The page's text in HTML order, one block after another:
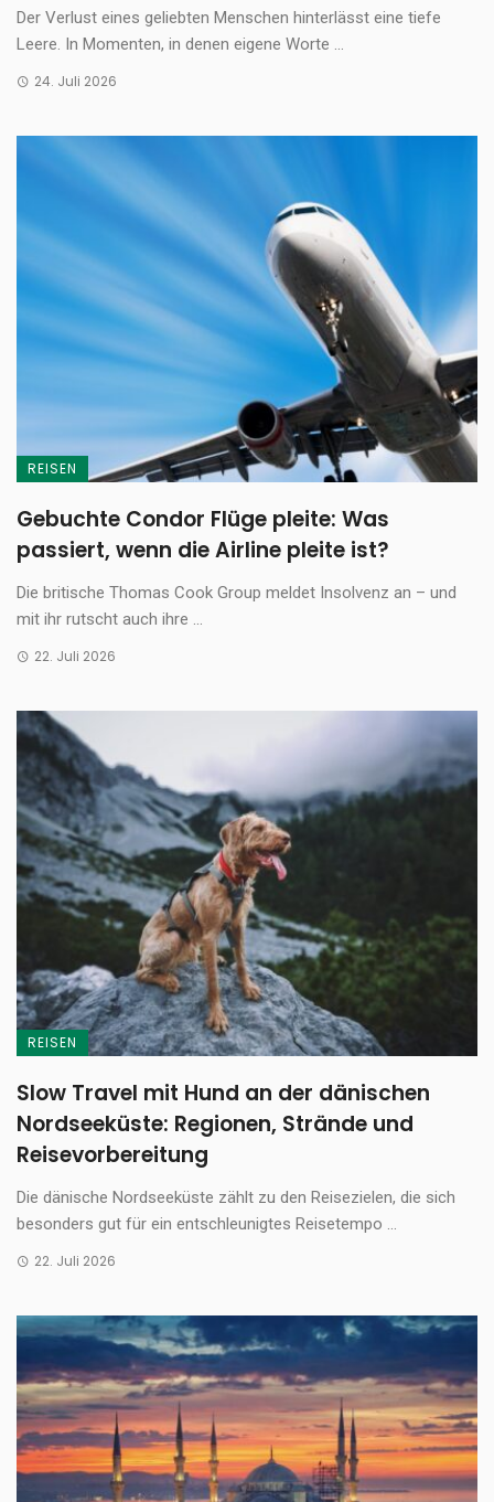
Der Verlust eines geliebten Menschen hinterlässt eine tiefe
Leere. In Momenten, in denen eigene Worte ...
24. Juli 2026
REISEN
Gebuchte Condor Flüge pleite: Was
passiert, wenn die Airline pleite ist?
Die britische Thomas Cook Group meldet Insolvenz an – und
mit ihr rutscht auch ihre ...
22. Juli 2026
REISEN
Slow Travel mit Hund an der dänischen
Nordseeküste: Regionen, Strände und
Reisevorbereitung
Die dänische Nordseeküste zählt zu den Reisezielen, die sich
besonders gut für ein entschleunigtes Reisetempo ...
22. Juli 2026